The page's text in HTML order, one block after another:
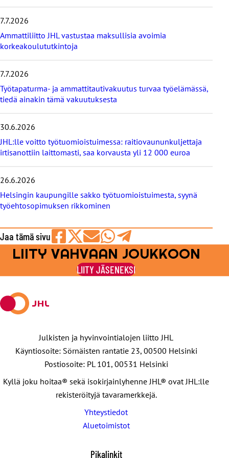
ä
t
u
u
t
i
e
t
7.7.2026
Ammattiliitto JHL vastustaa maksullisia avoimia
korkeakoulututkintoja
7.7.2026
Työtapaturma- ja ammattitautivakuutus turvaa työelämässä,
tiedä ainakin tämä vakuutuksesta
30.6.2026
JHL:lle voitto työtuomioistuimessa: raitiovaununkuljettaja
irtisanottiin laittomasti, saa korvausta yli 12 000 euroa
26.6.2026
Helsingin kaupungille sakko työtuomioistuimesta, syynä
työehtosopimuksen rikkominen
Jaa tämä sivu
Jaa
Facebookissa
Jaa
viestipalvelu
X:ssä
Jaa
sähköpostilla
Jaa
WhatsAppilla
Jaa
Telegramilla
LIITY VAHVAAN JOUKKOON
LIITY JÄSENEKSI
Julkisten ja hyvinvointialojen liitto JHL
Käyntiosoite: Sörnäisten rantatie 23, 00500 Helsinki
Postiosoite: PL 101, 00531 Helsinki
Kyllä joku hoitaa® sekä isokirjainlyhenne JHL® ovat JHL:lle
rekisteröityjä tavaramerkkejä.
Yhteystiedot
Aluetoimistot
Pikalinkit